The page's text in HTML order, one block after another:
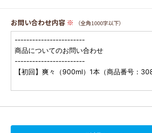
お問い合わせ内容 ※ （全角1000字以下）